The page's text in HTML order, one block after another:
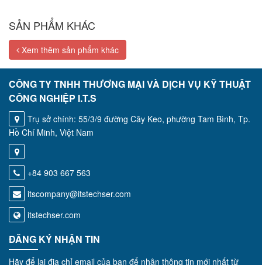
SẢN PHẨM KHÁC
Xem thêm sản phẩm khác
CÔNG TY TNHH THƯƠNG MẠI VÀ DỊCH VỤ KỸ THUẬT
CÔNG NGHIỆP I.T.S
Trụ sở chính: 55/3/9 đường Cây Keo, phường Tam Bình, Tp.
Hồ Chí Minh, Việt Nam
+84 903 667 563
itscompany@itstechser.com
itstechser.com
ĐĂNG KÝ NHẬN TIN
Hãy để lại địa chỉ email của bạn để nhận thông tin mới nhất từ